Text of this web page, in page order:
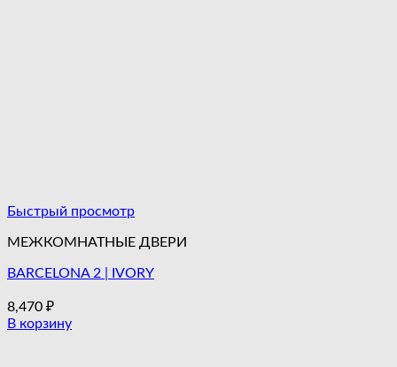
Быстрый просмотр
МЕЖКОМНАТНЫЕ ДВЕРИ
BARCELONA 2 | IVORY
8,470 ₽
В корзину